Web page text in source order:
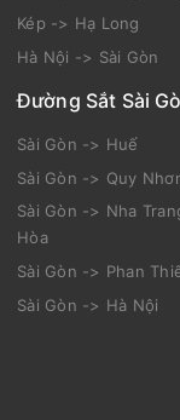
Kép -> Hạ Long
Hà Nội -> Sài Gòn
Đường Sắt Sài
Sài Gòn -> Huế
Sài Gòn -> Quy
Sài Gòn -> Nha
Hòa
Sài Gòn -> Phan
Sài Gòn -> Hà Nội